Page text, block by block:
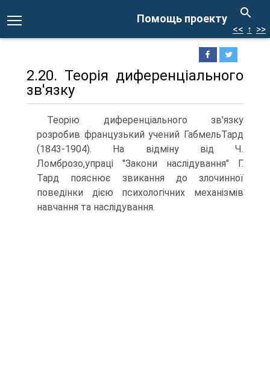
Помощь проекту
<< ↑ >>
2.20. Теорія диференціального
зв'язку
Теорію диференціального зв'язку
розробив французький учений ГабмельТард
(1843-1904). На відміну від Ч.
Ломброзо,упраці "Закони наслідування" Г.
Тард пояснює звикання до злочинної
поведінки дією психологічних механізмів
навчання та наслідування.